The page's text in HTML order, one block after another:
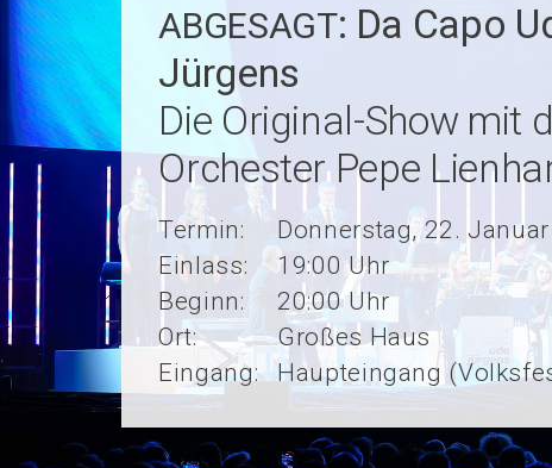
ABGESAGT: Da Capo
Jürgens
Die Original-Show mit
Orchester Pepe
Termin:
Donnerstag, 22.
Einlass:
19:00 Uhr
Beginn:
20:00 Uhr
Ort:
Großes Haus
Eingang:
Haupteingang